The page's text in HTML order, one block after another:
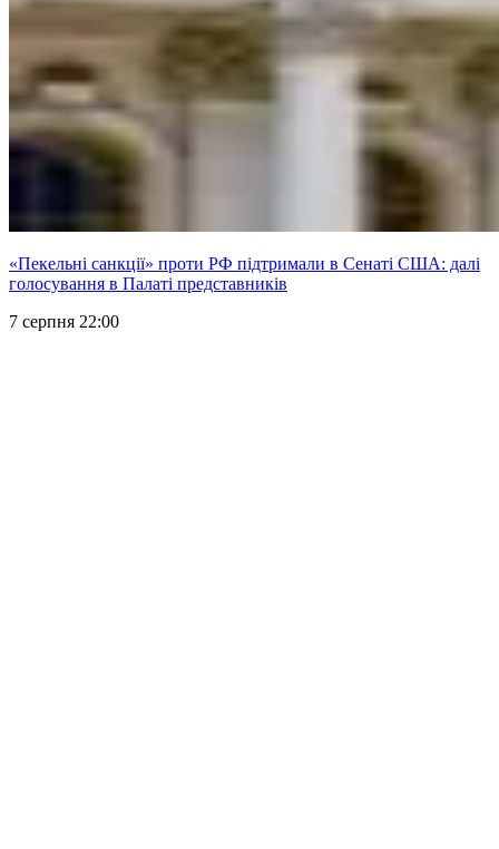
«Пекельні санкції» проти РФ підтримали в Сенаті США: далі
голосування в Палаті представників
7 серпня 22:00